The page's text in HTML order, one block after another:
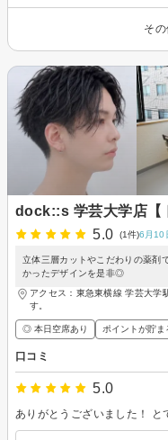
そ
dock::s 学芸大学店【
5.0
(1件)6月10
立体三層カットやこだわりの薬剤
かったデザインを是非◎
アクセス：東急東横線 学芸大学
す。
◎ 本日空席あり ポイントが貯ま
口コミ
5.0